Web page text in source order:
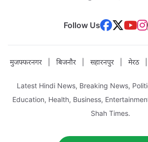
Follow Us
मुजफ्फरनगर बिजनौर सहारनपुर मेरठ
Latest Hindi News, Breaking News,
Education, Health, Business,
Shah Times.